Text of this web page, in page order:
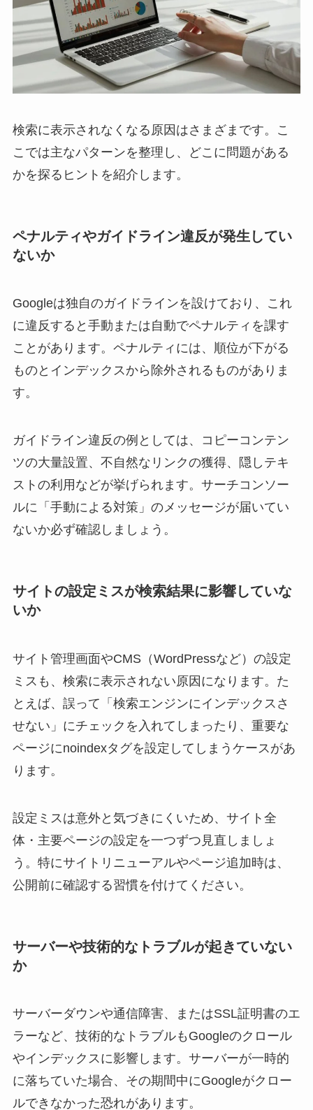
検索に表示されなくなる原因はさまざまです。こ
こでは主なパターンを整理し、どこに問題がある
かを探るヒントを紹介します。
ペナルティやガイドライン違反が発生してい
ないか
Googleは独自のガイドラインを設けており、これ
に違反すると手動または自動でペナルティを課す
ことがあります。ペナルティには、順位が下がる
ものとインデックスから除外されるものがありま
す。
ガイドライン違反の例としては、コピーコンテン
ツの大量設置、不自然なリンクの獲得、隠しテキ
ストの利用などが挙げられます。サーチコンソー
ルに「手動による対策」のメッセージが届いてい
ないか必ず確認しましょう。
サイトの設定ミスが検索結果に影響していな
いか
サイト管理画面やCMS（WordPressなど）の設定
ミスも、検索に表示されない原因になります。た
とえば、誤って「検索エンジンにインデックスさ
せない」にチェックを入れてしまったり、重要な
ページにnoindexタグを設定してしまうケースがあ
ります。
設定ミスは意外と気づきにくいため、サイト全
体・主要ページの設定を一つずつ見直しましょ
う。特にサイトリニューアルやページ追加時は、
公開前に確認する習慣を付けてください。
サーバーや技術的なトラブルが起きていない
か
サーバーダウンや通信障害、またはSSL証明書のエ
ラーなど、技術的なトラブルもGoogleのクロール
やインデックスに影響します。サーバーが一時的
に落ちていた場合、その期間中にGoogleがクロー
ルできなかった恐れがあります。